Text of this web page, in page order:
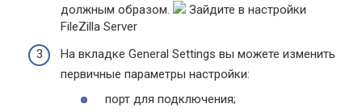
должным образом.
Зайдите в настройки
FileZilla Server
На вкладке General Settings вы можете изменить
первичные параметры настройки:
порт для подключения;